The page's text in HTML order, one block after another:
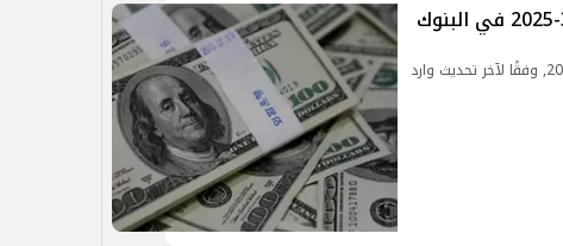
تعرف على سعر الدولار اليوم الأربعاء 26 مارس 2025, وفقًا لآخر تحديث وارد